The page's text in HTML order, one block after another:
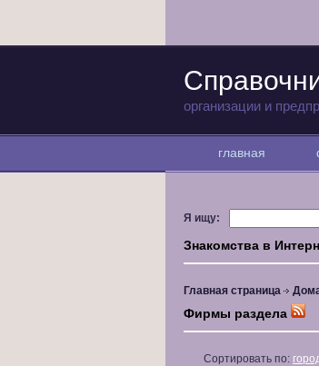
организации и
главная
Я ищу:
Знакомства в
Главная страница
Фирмы раздела
Сортировать по: